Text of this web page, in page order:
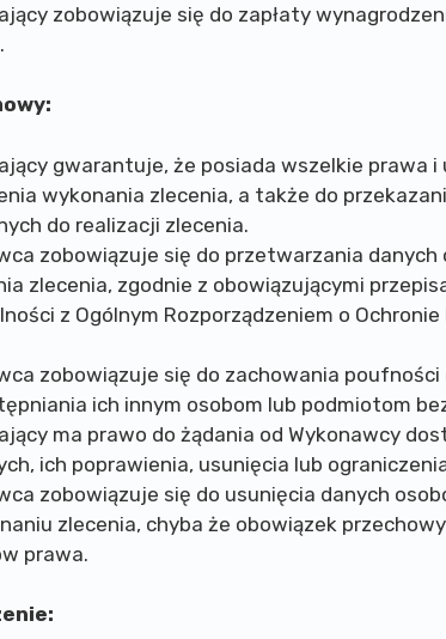
zobowiązuje się do zapłaty
gwarantuje, że posiada wszelkie prawa i
wykonania zlecenia, a także do
do realizacji zlecenia.
zobowiązuje się do przetwarzania
zlecenia, zgodnie z obowiązującymi
z Ogólnym Rozporządzeniem o
zobowiązuje się do zachowania
ich innym osobom lub podmiotom
ma prawo do żądania od Wykonawcy
ich poprawienia, usunięcia lub
zobowiązuje się do usunięcia danych
zlecenia, chyba że obowiązek
prawa.